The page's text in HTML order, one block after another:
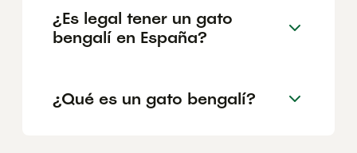
¿Es legal tener un gato
bengalí en España?
¿Qué es un gato bengalí?